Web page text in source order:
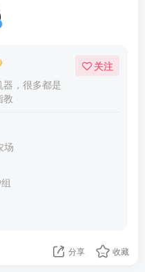
，很多都是
教
关注
场
分享 收藏